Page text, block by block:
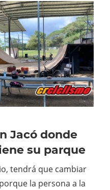
Jacó donde
su parque
tendrá que cambiar
la persona a la